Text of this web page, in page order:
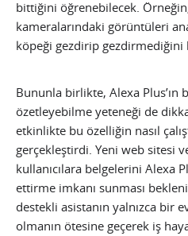
bittiğini öğrenebilecek.
kameralarındaki görüntüleri
köpeği gezdirip
Bununla birlikte, Alexa
özetleyebilme yeteneği de
etkinlikte bu özelliğin nasıl
gerçekleştirdi. Yeni web sitesi
kullanıcılara belgelerini Alexa
ettirme imkanı sunması
destekli asistanın yalnızca bir
olmanın ötesine geçerek iş